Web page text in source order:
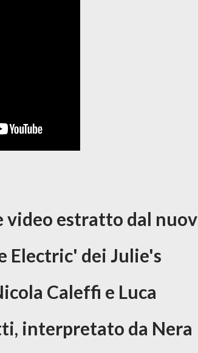
video estratto dal
Electric' dei Julie's
Caleffi e Luca
interpretato da Nera